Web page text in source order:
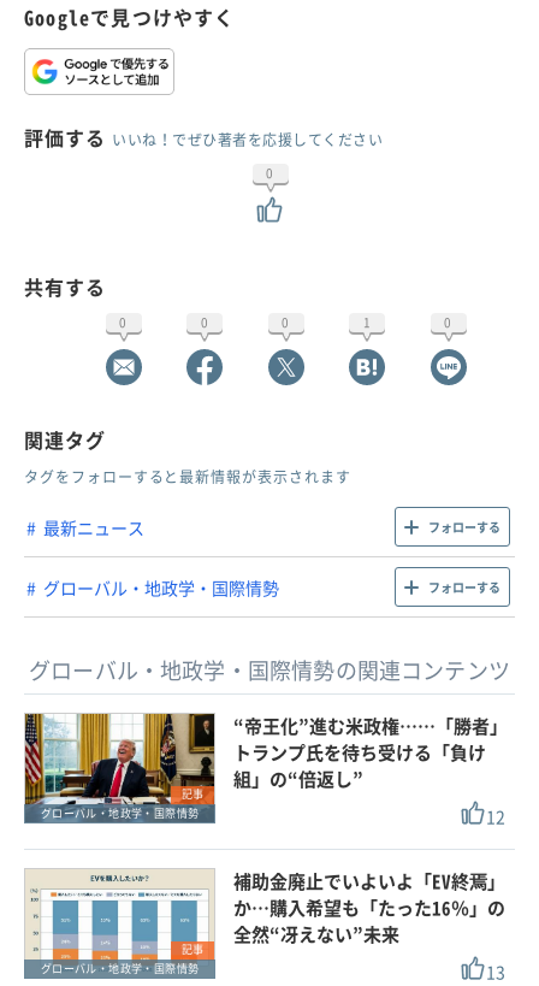
Googleで見つけやすく
評価する いいね！でぜひ著者を応援してください
0
共有する
0 0 0 1 0
関連タグ
タグをフォローすると最新情報が表示されます
最新ニュース フォローする
グローバル・地政学・国際情勢 フォローする
グローバル・地政学・国際情勢の関連コンテンツ
記事
グローバル・地政学・国際情勢
“帝王化”進む米政権……「勝者」
トランプ氏を待ち受ける「負け
組」の“倍返し”
12
記事
グローバル・地政学・国際情勢
補助金廃止でいよいよ「EV終焉」
か…購入希望も「たった16％」の
全然“冴えない”未来
13